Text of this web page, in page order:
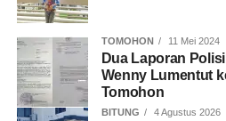
TOMOHON 11 Mei 2024
Dua Laporan
Wenny Lumentut
Tomohon
BITUNG 4 Agustus 2026